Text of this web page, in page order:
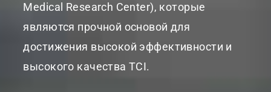
Medical Research Center), которые
являются прочной основой для
достижения высокой эффективности и
высокого качества TCI.